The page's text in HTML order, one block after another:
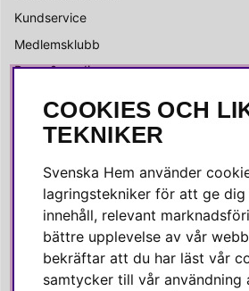
Kundservice
Medlemsklubb
Press & media
SOCIALA MEDIER
Instagram
Linkedin
Pinterest
COOKIES OCH
TEKNIKER
Svenska Hem använder
lagringstekniker för att ge dig
innehåll, relevant
bättre upplevelse av vår
bekräftar att du har läst vår
samtycker till vår användning